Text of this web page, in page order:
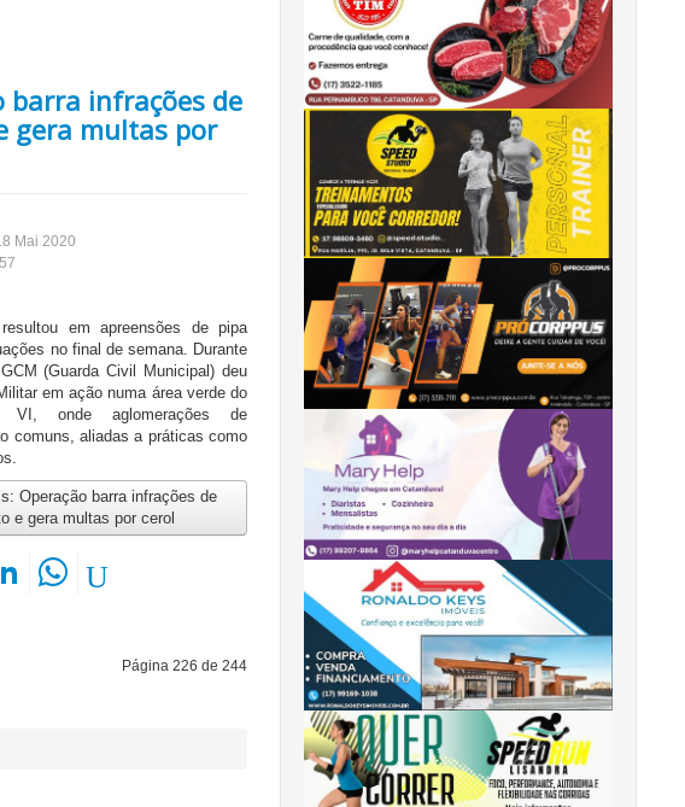
barra infrações de
gera multas por
Mai 2020
em apreensões de pipa
no final de semana. Durante
(Guarda Civil Municipal) deu
em ação numa área verde do
VI, onde aglomerações de
comuns, aliadas a práticas como
Operação barra infrações de
e gera multas por cerol
Página 226 de 244